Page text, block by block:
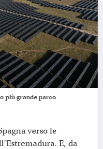
più grande parco
verso le
E, da